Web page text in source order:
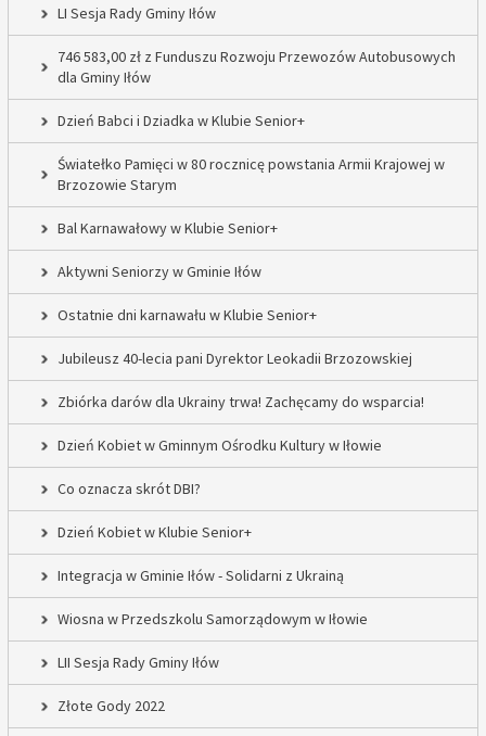
LI Sesja Rady Gminy Iłów
746 583,00 zł z Funduszu Rozwoju Przewozów Autobusowych
dla Gminy Iłów
Dzień Babci i Dziadka w Klubie Senior+
Światełko Pamięci w 80 rocznicę powstania Armii Krajowej w
Brzozowie Starym
Bal Karnawałowy w Klubie Senior+
Aktywni Seniorzy w Gminie Iłów
Ostatnie dni karnawału w Klubie Senior+
Jubileusz 40-lecia pani Dyrektor Leokadii Brzozowskiej
Zbiórka darów dla Ukrainy trwa! Zachęcamy do wsparcia!
Dzień Kobiet w Gminnym Ośrodku Kultury w Iłowie
Co oznacza skrót DBI?
Dzień Kobiet w Klubie Senior+
Integracja w Gminie Iłów - Solidarni z Ukrainą
Wiosna w Przedszkolu Samorządowym w Iłowie
LII Sesja Rady Gminy Iłów
Złote Gody 2022